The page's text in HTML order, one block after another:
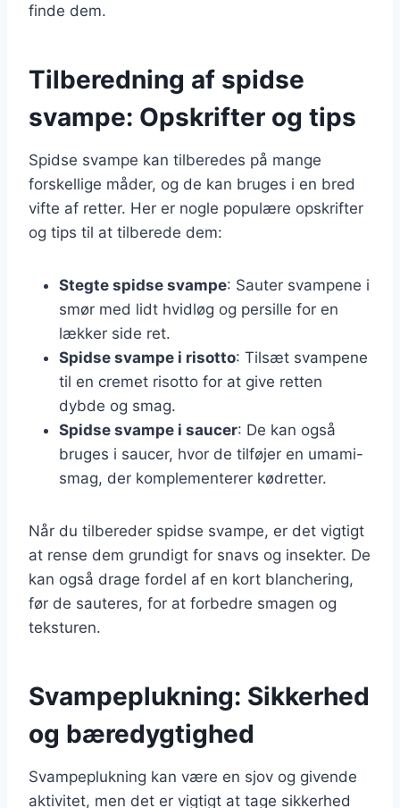
finde dem.
Tilberedning af spidse
svampe: Opskrifter og tips
Spidse svampe kan tilberedes på mange
forskellige måder, og de kan bruges i en bred
vifte af retter. Her er nogle populære opskrifter
og tips til at tilberede dem:
Stegte spidse svampe: Sauter svampene i
smør med lidt hvidløg og persille for en
lækker side ret.
Spidse svampe i risotto: Tilsæt svampene
til en cremet risotto for at give retten
dybde og smag.
Spidse svampe i saucer: De kan også
bruges i saucer, hvor de tilføjer en umami-
smag, der komplementerer kødretter.
Når du tilbereder spidse svampe, er det vigtigt
at rense dem grundigt for snavs og insekter. De
kan også drage fordel af en kort blanchering,
før de sauteres, for at forbedre smagen og
teksturen.
Svampeplukning: Sikkerhed
og bæredygtighed
Svampeplukning kan være en sjov og givende
aktivitet, men det er vigtigt at tage sikkerhed